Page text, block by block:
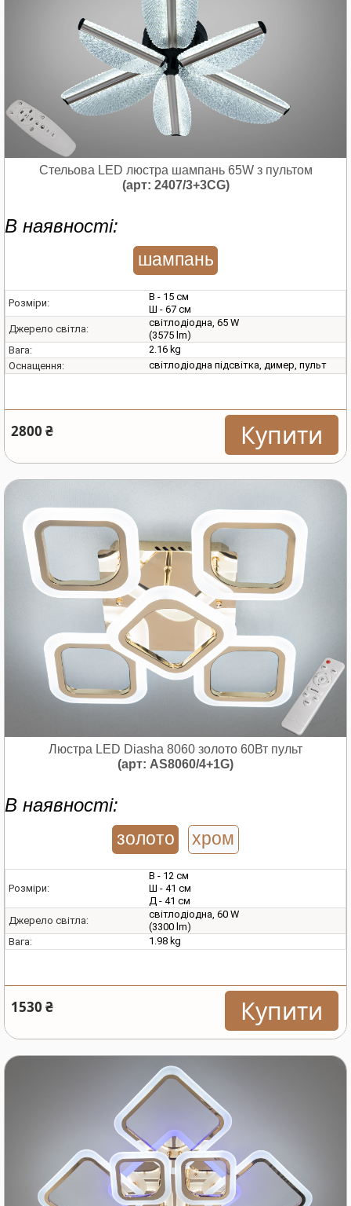
Стельова LED люстра шампань 65W з пультом
(арт: 2407/3+3CG)
В наявності:
шампань
Розміри:
В - 15 см
Ш - 67 см
Джерело світла:
світлодіодна, 65 W
(3575 lm)
Вага:
2.16 kg
Оснащення:
світлодіодна підсвітка, димер, пульт
2800 ₴ Купити
Люстра LED Diasha 8060 золото 60Вт пульт
(арт: AS8060/4+1G)
В наявності:
золото хром
Розміри:
В - 12 см
Ш - 41 см
Д - 41 см
Джерело світла:
світлодіодна, 60 W
(3300 lm)
Вага:
1.98 kg
1530 ₴ Купити